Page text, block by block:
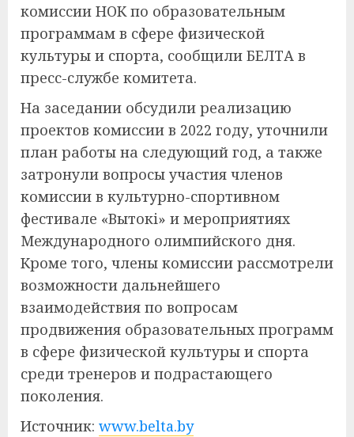
комиссии НОК по образовательным
программам в сфере физической
культуры и спорта, сообщили БЕЛТА в
пресс-службе комитета.
На заседании обсудили реализацию
проектов комиссии в 2022 году, уточнили
план работы на следующий год, а также
затронули вопросы участия членов
комиссии в культурно-спортивном
фестивале «Вытокi» и мероприятиях
Международного олимпийского дня.
Кроме того, члены комиссии рассмотрели
возможности дальнейшего
взаимодействия по вопросам
продвижения образовательных программ
в сфере физической культуры и спорта
среди тренеров и подрастающего
поколения.
Источник: www.belta.by